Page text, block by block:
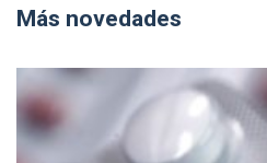
Más novedades